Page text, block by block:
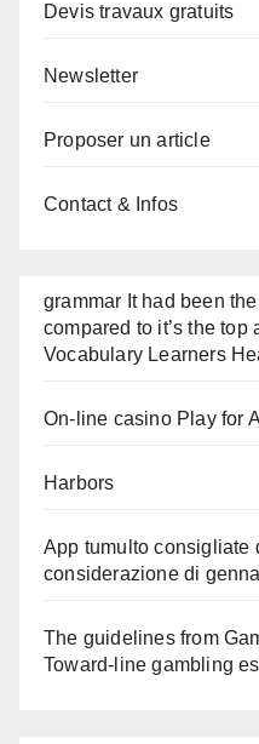
Devis travaux gratuits
Newsletter
Proposer un article
Contact & Infos
grammar It had been
compared to it’s the top
Vocabulary Learners
On-line casino Play for
Harbors
App tumulto consigliate
considerazione di
The guidelines from
Toward-line gambling